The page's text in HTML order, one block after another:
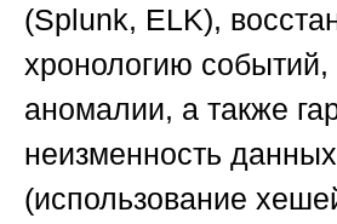
(Splunk, ELK),
хронологию событий,
аномалии, а также
неизменность данных
(использование